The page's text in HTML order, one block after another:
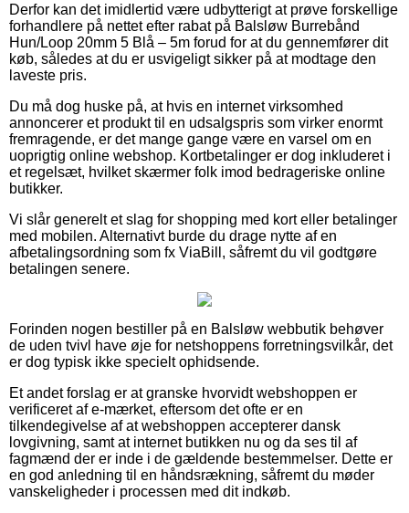
Derfor kan det imidlertid være udbytterigt at prøve forskellige
forhandlere på nettet efter rabat på Balsløw Burrebånd
Hun/Loop 20mm 5 Blå – 5m forud for at du gennemfører dit
køb, således at du er usvigeligt sikker på at modtage den
laveste pris.
Du må dog huske på, at hvis en internet virksomhed
annoncerer et produkt til en udsalgspris som virker enormt
fremragende, er det mange gange være en varsel om en
uoprigtig online webshop. Kortbetalinger er dog inkluderet i
et regelsæt, hvilket skærmer folk imod bedrageriske online
butikker.
Vi slår generelt et slag for shopping med kort eller betalinger
med mobilen. Alternativt burde du drage nytte af en
afbetalingsordning som fx ViaBill, såfremt du vil godtgøre
betalingen senere.
Forinden nogen bestiller på en Balsløw webbutik behøver
de uden tvivl have øje for netshoppens forretningsvilkår, det
er dog typisk ikke specielt ophidsende.
Et andet forslag er at granske hvorvidt webshoppen er
verificeret af e-mærket, eftersom det ofte er en
tilkendegivelse af at webshoppen accepterer dansk
lovgivning, samt at internet butikken nu og da ses til af
fagmænd der er inde i de gældende bestemmelser. Dette er
en god anledning til en håndsrækning, såfremt du møder
vanskeligheder i processen med dit indkøb.